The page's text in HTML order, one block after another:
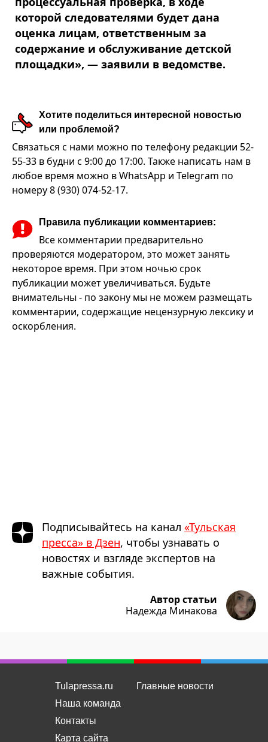
которой следователями будет дана
оценка лицам, ответственным за
содержание и обслуживание детской
площадки», — заявили в ведомстве.
Хотите поделиться интересной новостью
или проблемой?
Связаться с нами можно по телефону редакции 52-
55-33 в будни с 9:00 до 17:00. Также написать нам в
любое время можно в WhatsApp и Telegram по
номеру 8 (930) 074-52-17.
Правила публикации комментариев:
Все комментарии предварительно
проверяются модератором, это может занять
некоторое время. При этом ночью срок
публикации может увеличиваться. Будьте
внимательны - по закону мы не можем размещать
комментарии, содержащие нецензурную лексику и
оскорбления.
Подписывайтесь на канал «Тульская
пресса» в Дзен, чтобы узнавать о
новостях и взгляде экспертов на
важные события.
Автор статьи
Надежда Минакова
Tulapressa.ru
Наша команда
Контакты
Карта сайта
Главные новости